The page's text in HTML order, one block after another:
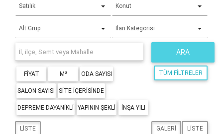
Satılık Konut
Alt Grup İlan Kategorisi
ARA
FIYAT M² ODA SAYISI
SALON SAYISI SITE IÇERISINDE
DEPREME DAYANIKLI YAPININ ŞEKLI İNŞA YILI
TÜM FILTRELER
LISTE GALERI LISTE